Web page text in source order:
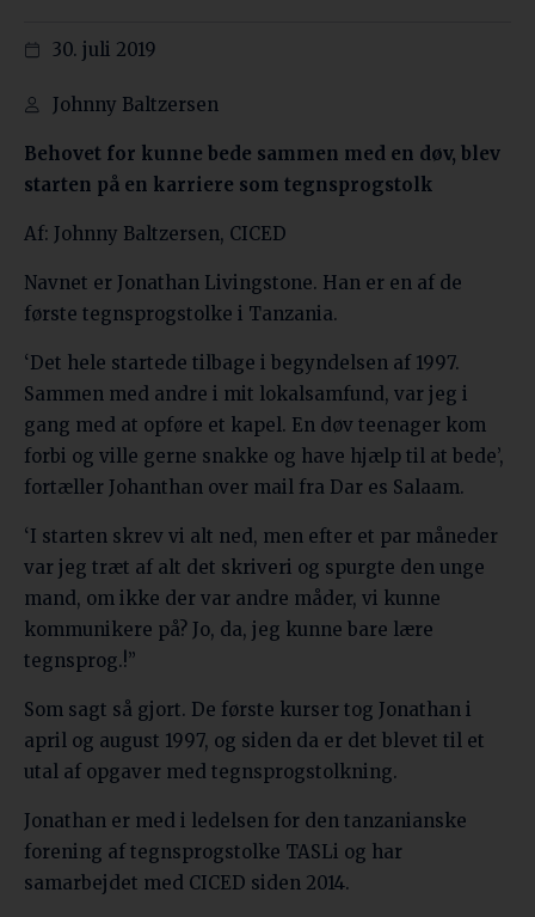
30. juli 2019
Johnny Baltzersen
Behovet for kunne bede sammen med en døv, blev
starten på en karriere som tegnsprogstolk
Af: Johnny Baltzersen, CICED
Navnet er Jonathan Livingstone. Han er en af de
første tegnsprogstolke i Tanzania.
‘Det hele startede tilbage i begyndelsen af 1997.
Sammen med andre i mit lokalsamfund, var jeg i
gang med at opføre et kapel. En døv teenager kom
forbi og ville gerne snakke og have hjælp til at bede’,
fortæller Johanthan over mail fra Dar es Salaam.
‘I starten skrev vi alt ned, men efter et par måneder
var jeg træt af alt det skriveri og spurgte den unge
mand, om ikke der var andre måder, vi kunne
kommunikere på? Jo, da, jeg kunne bare lære
tegnsprog.!”
Som sagt så gjort. De første kurser tog Jonathan i
april og august 1997, og siden da er det blevet til et
utal af opgaver med tegnsprogstolkning.
Jonathan er med i ledelsen for den tanzanianske
forening af tegnsprogstolke TASLi og har
samarbejdet med CICED siden 2014.